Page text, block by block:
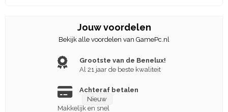
Jouw voordelen
Bekijk alle voordelen van GamePc.nl
Grootste van de Benelux!
Al 21 jaar de beste kwaliteit
Achteraf betalen
Nieuw
Makkelijk en snel